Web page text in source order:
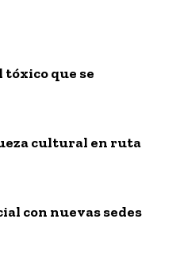
tóxico que se
cultural en ruta
con nuevas sedes